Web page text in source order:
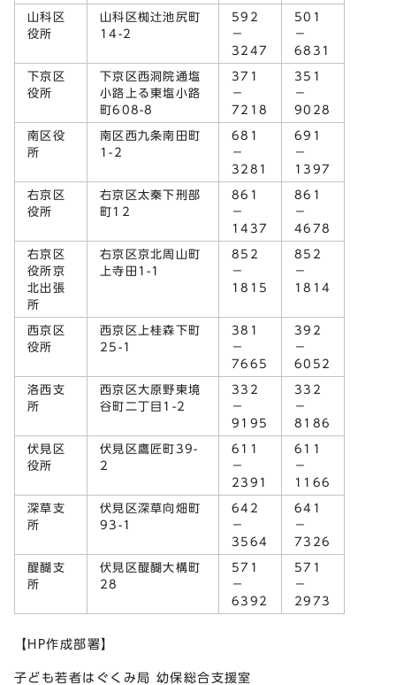
山科区
役所
山科区椥辻池尻町
14-2
592
－
3247
501
－
6831
下京区
役所
下京区西洞院通塩
小路上る東塩小路
町608-8
371
－
7218
351
－
9028
南区役
所
南区西九条南田町
1-2
681
－
3281
691
－
1397
右京区
役所
右京区太秦下刑部
町12
861
－
1437
861
－
4678
右京区
役所京
北出張
所
右京区京北周山町
上寺田1-1
852
－
1815
852
－
1814
西京区
役所
西京区上桂森下町
25-1
381
－
7665
392
－
6052
洛西支
所
西京区大原野東境
谷町二丁目1-2
332
－
9195
332
－
8186
伏見区
役所
伏見区鷹匠町39-
2
611
－
2391
611
－
1166
深草支
所
伏見区深草向畑町
93-1
642
－
3564
641
－
7326
醍醐支
所
伏見区醍醐大構町
28
571
－
6392
571
－
2973
【HP作成部署】
子ども若者はぐくみ局 幼保総合支援室